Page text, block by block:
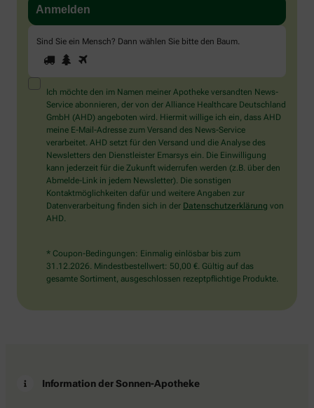
Sind Sie ein Mensch? Dann wählen Sie bitte den Baum
Sie
ein
Mensch?
Dann
wählen
Sie
bitte
den
Baum.
1 2
Ich möchte den im Namen meiner Apotheke versandten News-
Service abonnieren, der von der Alliance Healthcare Deutschland
GmbH (AHD) angeboten wird. Hiermit willige ich ein, dass AHD
meine E-Mail-Adresse zum Versand des News-Service
verarbeitet. AHD setzt für den Versand und die Analyse des
Newsletters den Dienstleister Emarsys ein. Die Einwilligung
kann jederzeit für die Zukunft widerrufen werden (z.B. über den
Abmelde-Link in jedem Newsletter). Die sonstigen
Kontaktmöglichkeiten dafür und weitere Angaben zur
Datenverarbeitung finden sich in der Datenschutzerklärung von
AHD.
* Coupon-Bedingungen: Einmalig einlösbar bis zum
31.12.2026. Mindestbestellwert: 50,00 €. Gültig auf das
gesamte Sortiment, ausgeschlossen rezeptpflichtige Produkte.
Information der Sonnen-Apotheke